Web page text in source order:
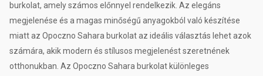
burkolat, amely számos előnnyel rendelkezik. Az elegáns
megjelenése és a magas minőségű anyagokból való készítése
miatt az Opoczno Sahara burkolat az ideális választás lehet azok
számára, akik modern és stílusos megjelenést szeretnének
otthonukban. Az Opoczno Sahara burkolat különleges